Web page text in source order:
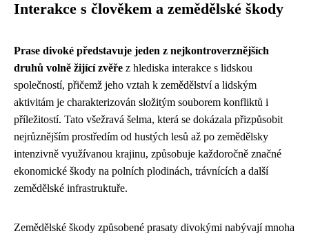
Interakce s člověkem a zemědělské škody
Prase divoké představuje jeden z nejkontroverznějších
druhů volně žijící zvěře z hlediska interakce s lidskou
společností, přičemž jeho vztah k zemědělství a lidským
aktivitám je charakterizován složitým souborem konfliktů i
příležitostí. Tato všežravá šelma, která se dokázala přizpůsobit
nejrůznějším prostředím od hustých lesů až po zemědělsky
intenzivně využívanou krajinu, způsobuje každoročně značné
ekonomické škody na polních plodinách, trávnících a další
zemědělské infrastruktuře.
Zemědělské škody způsobené prasaty divokými nabývají mnoha